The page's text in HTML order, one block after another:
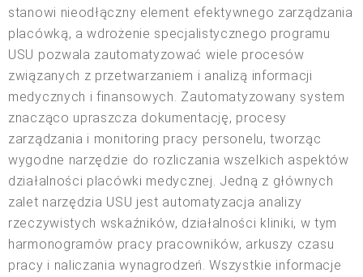
stanowi nieodłączny element efektywnego zarządzania
placówką, a wdrożenie specjalistycznego programu
USU pozwala zautomatyzować wiele procesów
związanych z przetwarzaniem i analizą informacji
medycznych i finansowych. Zautomatyzowany system
znacząco upraszcza dokumentację, procesy
zarządzania i monitoring pracy personelu, tworząc
wygodne narzędzie do rozliczania wszelkich aspektów
działalności placówki medycznej. Jedną z głównych
zalet narzędzia USU jest automatyzacja analizy
rzeczywistych wskaźników, działalności kliniki, w tym
harmonogramów pracy pracowników, arkuszy czasu
pracy i naliczania wynagrodzeń. Wszystkie informacje